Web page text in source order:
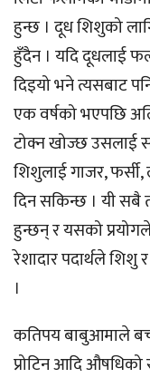
हुन्छ । दूध शिशुको
हुँदैन । यदि दूधलाई
दिइयो भने त्यसबाट
एक वर्षको भएपछि
टोक्न खोज्छ उसलाई
शिशुलाई गाजर,
दिन सकिन्छ । यी सबै
हुन्छन् र यसको प्रयोगले
रेशादार पदार्थले
।
कतिपय बाबुआमाले
प्रोटिन आदि औषधिको